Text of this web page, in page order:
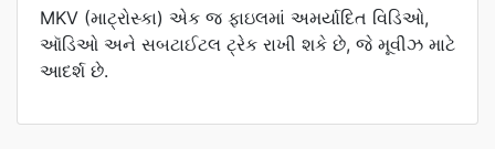
MKV (માટ્રોસ્કા) એક જ ફાઇલમાં અમર્યાદિત વિડિઓ,
ઑડિઓ અને સબટાઈટલ ટ્રેક રાખી શકે છે, જે મૂવીઝ માટે
આદર્શ છે.